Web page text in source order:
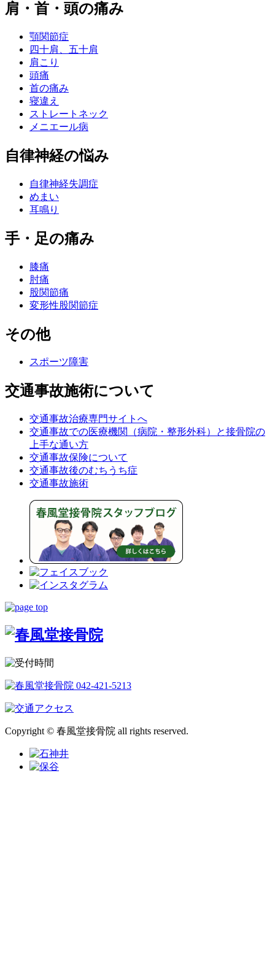
肩・首・頭の痛み
顎関節症
四十肩、五十肩
肩こり
頭痛
首の痛み
寝違え
ストレートネック
メニエール病
自律神経の悩み
自律神経失調症
めまい
耳鳴り
手・足の痛み
膝痛
肘痛
股関節痛
変形性股関節症
その他
スポーツ障害
交通事故施術について
交通事故治療専門サイトへ
交通事故での医療機関（病院・整形外科）と接骨院の
上手な通い方
交通事故保険について
交通事故後のむちうち症
交通事故施術
Copyright © 春風堂接骨院 all rights reserved.